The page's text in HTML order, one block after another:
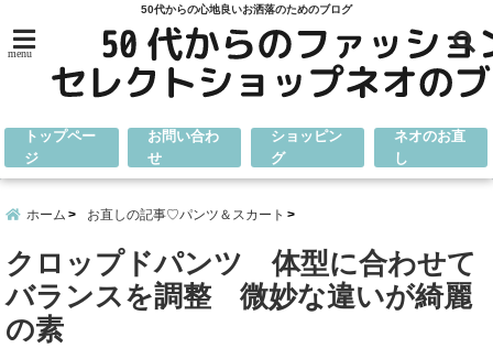
50代からの心地良いお洒落のためのブログ
menu
トップペー
ジ
お問い合わ
せ
ショッピン
グ
ネオのお直
し
ホーム お直しの記事♡パンツ＆スカート
クロップドパンツ 体型に合わせて
バランスを調整 微妙な違いが綺麗
の素